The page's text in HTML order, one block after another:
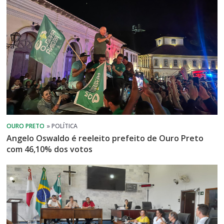
Angelo Oswaldo é reeleito prefeito de Ouro Preto
com 46,10% dos votos